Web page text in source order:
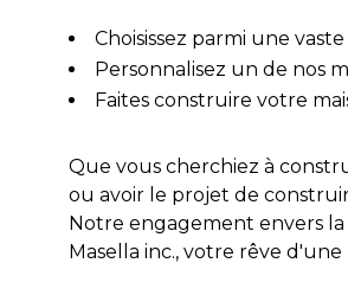
Choisissez parmi une
Personnalisez un de nos
Faites construire votre
Que vous cherchiez à
ou avoir le projet de
Notre engagement envers la
Masella inc., votre rêve